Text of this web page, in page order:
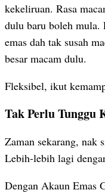
kekeliruan. Rasa
dulu baru boleh mula.
emas dah tak susah
besar macam dulu.
Fleksibel, ikut
Tak Perlu Tunggu
Zaman sekarang, nak
Lebih-lebih lagi
Dengan Akaun Emas